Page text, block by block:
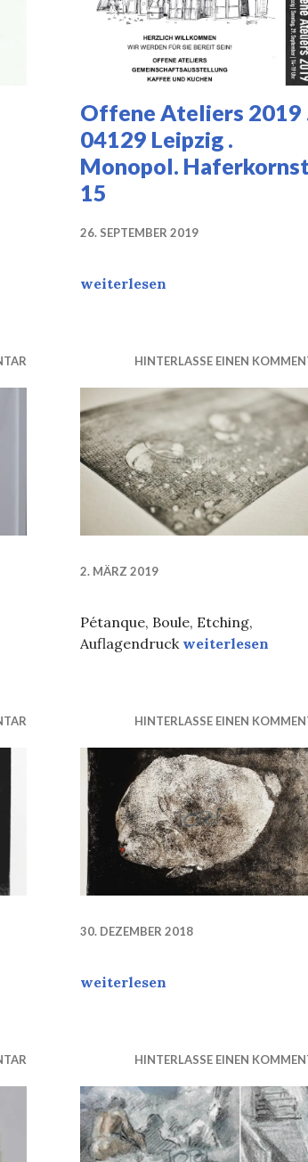
Offene Ateliers 2019
04129 Leipzig .
Monopol.
15
26. SEPTEMBER 2019
Offene Ateliers 2019 . 04129
weiterlesen
HINTERLASSE EINEN
2. MÄRZ 2019
Pétanque, Boule, Etching,
Auflagendruck Ätzradierung
weiterlesen
Kobold gewidmet, er würde in
HINTERLASSE EINEN
30. DEZEMBER 2018
„Mein rotnasiger Freund“
weiterlesen
HINTERLASSE EINEN